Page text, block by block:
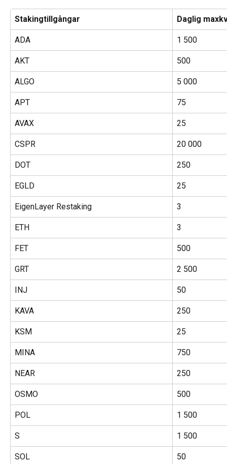
Stakingtillgångar Daglig
ADA 1 500
AKT 500
ALGO 5 000
APT 75
AVAX 25
CSPR 20 000
DOT 250
EGLD 25
EigenLayer Restaking 3
ETH 3
FET 500
GRT 2 500
INJ 50
KAVA 250
KSM 25
MINA 750
NEAR 250
OSMO 500
POL 1 500
S 1 500
SOL 50